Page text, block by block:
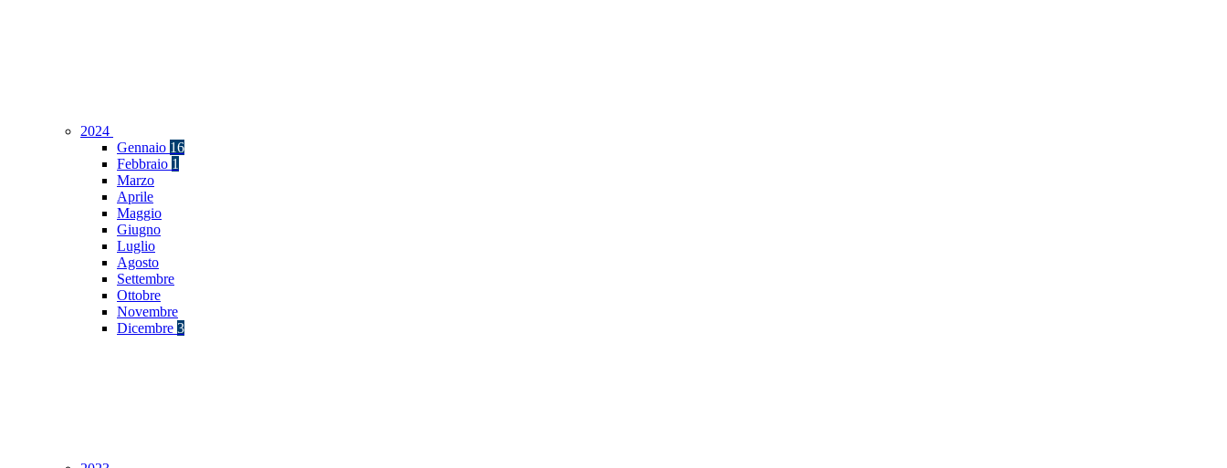
2024
Gennaio 16
Febbraio 1
Marzo
Aprile
Maggio
Giugno
Luglio
Agosto
Settembre
Ottobre
Novembre
Dicembre 3